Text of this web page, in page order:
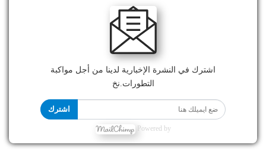
اشترك في النشرة الإخبارية لدينا من أجل مواكبة
التطورات.نخ
اشترك
Powered by